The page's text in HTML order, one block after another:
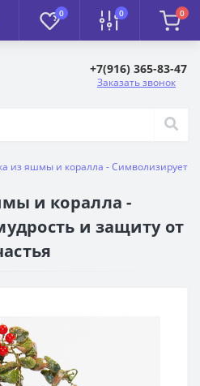
0 0 0
+7(916) 365-83-47
Заказать звонок
из яшмы и коралла - Символизирует
и коралла -
и защиту от